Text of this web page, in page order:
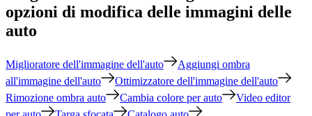
opzioni di modifica delle immagini delle
auto
Miglioratore dell'immagine dell'auto
Aggiungi ombra
all'immagine dell'auto
Ottimizzatore dell'immagine dell'auto
Rimozione ombra auto
Cambia colore per auto
Video editor